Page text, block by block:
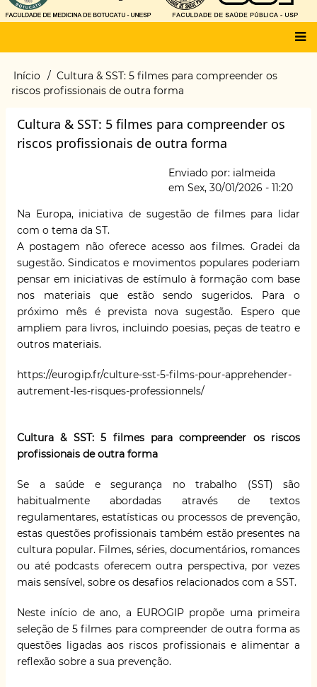
Main
menu
Trilha
de
Início
Cultura & SST: 5 filmes para compreender os
riscos profissionais de outra forma
Cultura & SST: 5 filmes para compreender os
riscos profissionais de outra forma
Enviado por: ialmeida
em Sex, 30/01/2026 - 11:20
Na Europa, iniciativa de sugestão de filmes para lidar
com o tema da ST.
A postagem não oferece acesso aos filmes. Gradei da
sugestão. Sindicatos e movimentos populares poderiam
pensar em iniciativas de estímulo à formação com base
nos materiais que estão sendo sugeridos. Para o
próximo mês é prevista nova sugestão. Espero que
ampliem para livros, incluindo poesias, peças de teatro e
outros materiais.
https://eurogip.fr/culture-sst-5-films-pour-apprehender-
autrement-les-risques-professionnels/
Cultura & SST: 5 filmes para compreender os riscos
profissionais de outra forma
Se a saúde e segurança no trabalho (SST) são
habitualmente abordadas através de textos
regulamentares, estatísticas ou processos de prevenção,
estas questões profissionais também estão presentes na
cultura popular. Filmes, séries, documentários, romances
ou até podcasts oferecem outra perspectiva, por vezes
mais sensível, sobre os desafios relacionados com a SST.
Neste início de ano, a EUROGIP propõe uma primeira
seleção de 5 filmes para compreender de outra forma as
questões ligadas aos riscos profissionais e alimentar a
reflexão sobre a sua prevenção.